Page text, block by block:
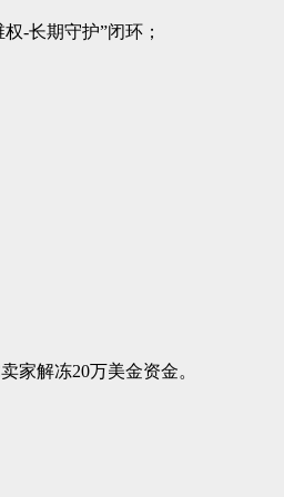
-长期守护”闭环；
家解冻20万美金资金。